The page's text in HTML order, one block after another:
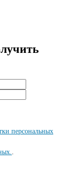
персональных